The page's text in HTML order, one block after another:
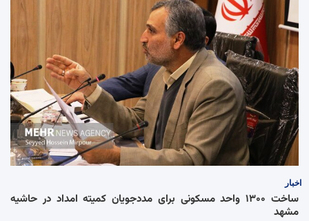
اخبار
ساخت ۱۳۰۰ واحد مسکونی برای مددجویان کمیته امداد در حاشیه
مشهد